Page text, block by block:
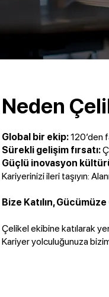
Neden
Global bir ekip:120’den
Sürekli gelişim fırsatı:
Güçlü inovasyon
Kariyerinizi ileri taşıyın:
Bize Katılın, Gücümüze
Çelikel ekibine katılarak
Kariyer yolculuğunuza